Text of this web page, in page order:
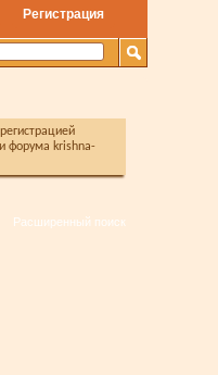
Регистрация
Расширенный поиск
форума krishna-